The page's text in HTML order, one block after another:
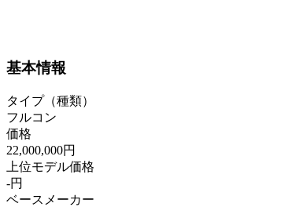
基本情報
タイプ（種類）
フルコン
価格
22,000,000円
上位モデル価格
-円
ベースメーカー